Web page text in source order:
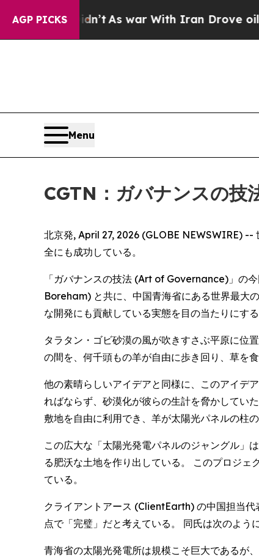
AGP PICKS
Didn’tAs war With Iran Drove oil Prices
Menu
CGTN：ガバナンスの技
北京発, April 27, 2026 (GLOBE NEWSWIRE) --
全にも成功している。
「ガバナンスの技法 (Art of Governance)」の
Boreham) と共に、中国青海省にある世界最大
な開発にも貢献している実態を目の当たりにする
タラタン・ゴビ砂漠の風が吹きすさぶ平原に位
の間を、何千頭もの羊が自由に歩き回り、草を
他の素晴らしいアイデアと同様に、このアイデ
ればならず、砂漠化が彼らの生計を脅かして
敷地を自由に利用でき、羊が太陽光パネルの柱
この広大な「太陽光発電パネルのジャングル」
る肥沃な土地を作り出している。 このプロジ
ている。
クライアントアース (ClientEarth) の中国担当
点で「完璧」だと考えている。 同氏は次のよう
青海省の太陽光発電所は規模こそ巨大であるが